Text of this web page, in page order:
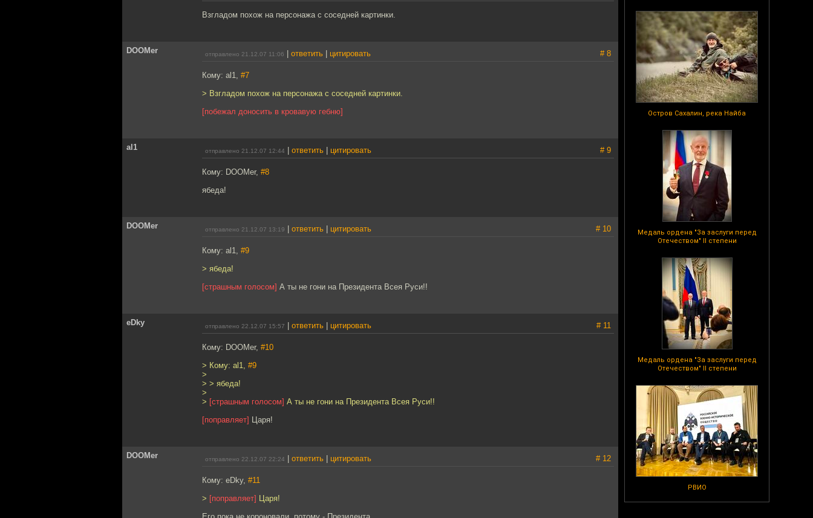
Остров Сахалин, река Найба
Медаль ордена "За заслуги перед
Отечеством" II степени
Медаль ордена "За заслуги перед
Отечеством" II степени
РВИО
Взгладом похож на персонажа с соседней картинки.
DOOMer отправлено 21.12.07 11:06 ответить цитировать # 8
Кому: al1, #7
> Взгладом похож на персонажа с соседней картинки.
[побежал доносить в кровавую гебню]
al1 отправлено 21.12.07 12:44 ответить цитировать # 9
Кому: DOOMer, #8
ябеда!
DOOMer отправлено 21.12.07 13:19 ответить цитировать # 10
Кому: al1, #9
> ябеда!
[страшным голосом] А ты не гони на Президента Всея Руси!!
eDky отправлено 22.12.07 15:57 ответить цитировать # 11
Кому: DOOMer, #10
> Кому: al1, #9
>
> > ябеда!
>
> [страшным голосом] А ты не гони на Президента Всея Руси!!
[поправляет] Царя!
DOOMer отправлено 22.12.07 22:24 ответить цитировать # 12
Кому: eDky, #11
> [поправляет] Царя!